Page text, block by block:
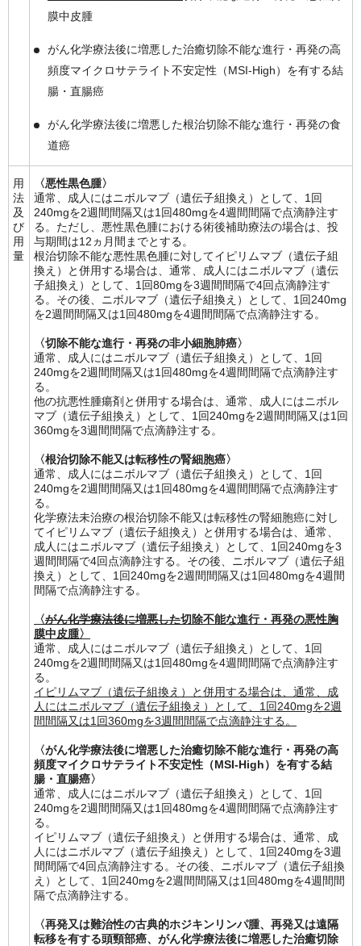
膜中皮腫
がん化学療法後に増悪した治癒切除不能な進行・再発の高
頻度マイクロサテライト不安定性（MSI-High）を有する結
腸・直腸癌
がん化学療法後に増悪した根治切除不能な進行・再発の食
道癌
用
法
及
び
用
量
〈悪性黒色腫〉
通常、成人にはニボルマブ（遺伝子組換え）として、1回
240mgを2週間間隔又は1回480mgを4週間間隔で点滴静注す
る。ただし、悪性黒色腫における術後補助療法の場合は、投
与期間は12ヵ月間までとする。
根治切除不能な悪性黒色腫に対してイピリムマブ（遺伝子組
換え）と併用する場合は、通常、成人にはニボルマブ（遺伝
子組換え）として、1回80mgを3週間間隔で4回点滴静注す
る。その後、ニボルマブ（遺伝子組換え）として、1回240mg
を2週間間隔又は1回480mgを4週間間隔で点滴静注する。
〈切除不能な進行・再発の非小細胞肺癌〉
通常、成人にはニボルマブ（遺伝子組換え）として、1回
240mgを2週間間隔又は1回480mgを4週間間隔で点滴静注す
る。
他の抗悪性腫瘍剤と併用する場合は、通常、成人にはニボル
マブ（遺伝子組換え）として、1回240mgを2週間間隔又は1回
360mgを3週間間隔で点滴静注する。
〈根治切除不能又は転移性の腎細胞癌〉
通常、成人にはニボルマブ（遺伝子組換え）として、1回
240mgを2週間間隔又は1回480mgを4週間間隔で点滴静注す
る。
化学療法未治療の根治切除不能又は転移性の腎細胞癌に対し
てイピリムマブ（遺伝子組換え）と併用する場合は、通常、
成人にはニボルマブ（遺伝子組換え）として、1回240mgを3
週間間隔で4回点滴静注する。その後、ニボルマブ（遺伝子組
換え）として、1回240mgを2週間間隔又は1回480mgを4週間
間隔で点滴静注する。
〈がん化学療法後に増悪した切除不能な進行・再発の悪性胸
膜中皮腫〉
通常、成人にはニボルマブ（遺伝子組換え）として、1回
240mgを2週間間隔又は1回480mgを4週間間隔で点滴静注す
る。
イピリムマブ（遺伝子組換え）と併用する場合は、通常、成
人にはニボルマブ（遺伝子組換え）として、1回240mgを2週
間間隔又は1回360mgを3週間間隔で点滴静注する。
〈がん化学療法後に増悪した治癒切除不能な進行・再発の高
頻度マイクロサテライト不安定性（MSI-High）を有する結
腸・直腸癌〉
通常、成人にはニボルマブ（遺伝子組換え）として、1回
240mgを2週間間隔又は1回480mgを4週間間隔で点滴静注す
る。
イピリムマブ（遺伝子組換え）と併用する場合は、通常、成
人にはニボルマブ（遺伝子組換え）として、1回240mgを3週
間間隔で4回点滴静注する。その後、ニボルマブ（遺伝子組換
え）として、1回240mgを2週間間隔又は1回480mgを4週間間
隔で点滴静注する。
〈再発又は難治性の古典的ホジキンリンパ腫、再発又は遠隔
転移を有する頭頸部癌、がん化学療法後に増悪した治癒切除